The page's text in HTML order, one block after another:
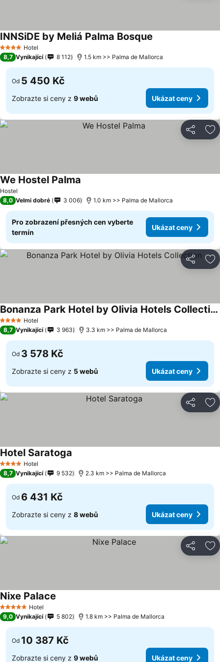
4 Počet hvězdiček
Hotel
INNSiDE by Meliá Palma Bosque
8,7 Vynikající 8 112 1.5 km >> Palma de Mallorca
Od 5 450 Kč
Zobrazte si ceny z 9 webů Ukázat ceny
Sdílet
Hostel
We Hostel Palma
8,0 Velmi dobré 3 006 1.0 km >> Palma de Mallorca
Pro zobrazení přesných cen vyberte
termín
Ukázat ceny
Sdílet
4 Počet hvězdiček
Hotel
Bonanza Park Hotel by Olivia Hotels Collection
8,7 Vynikající 3 963 3.3 km >> Palma de Mallorca
Od 3 578 Kč
Zobrazte si ceny z 5 webů Ukázat ceny
Sdílet
4 Počet hvězdiček
Hotel
Hotel Saratoga
8,7 Vynikající 9 532 2.3 km >> Palma de Mallorca
Od 6 431 Kč
Zobrazte si ceny z 8 webů Ukázat ceny
Sdílet
5 Počet hvězdiček
Hotel
Nixe Palace
9,0 Vynikající 5 802 1.8 km >> Palma de Mallorca
Od 10 387 Kč
Zobrazte si ceny z 9 webů Ukázat ceny